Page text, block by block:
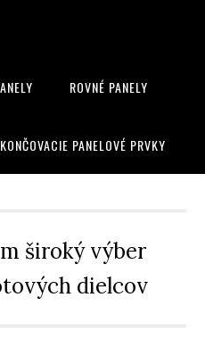
ROVNÉ PANELY
PANELOVÉ PRVKY
široký výber
dielcov